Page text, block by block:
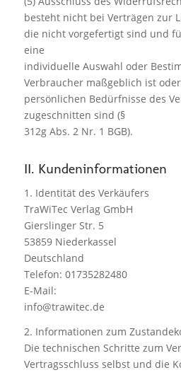
besteht nicht bei Verträgen zur
die nicht vorgefertigt sind und
eine
individuelle Auswahl oder
Verbraucher maßgeblich ist
persönlichen Bedürfnisse des
zugeschnitten sind (§
312g Abs. 2 Nr. 1 BGB).
II. Kundeninformationen
1. Identität des Verkäufers
TraWiTec Verlag GmbH
Gierslinger Str. 5
53859 Niederkassel
Deutschland
Telefon: 01735282480
E-Mail:
info@trawitec.de
2. Informationen zum
Die technischen Schritte zum
Vertragsschluss selbst und die